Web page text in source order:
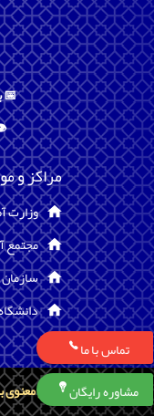
📅
مراکز و
وزارت
مجتمع
تمامی حقوق مادی و
تماس با ما
مشاوره رایگان